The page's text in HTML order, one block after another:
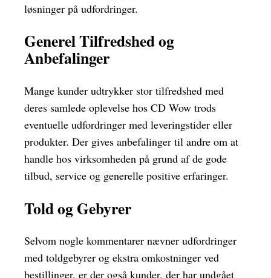
løsninger på udfordringer.
Generel Tilfredshed og
Anbefalinger
Mange kunder udtrykker stor tilfredshed med
deres samlede oplevelse hos CD Wow trods
eventuelle udfordringer med leveringstider eller
produkter. Der gives anbefalinger til andre om at
handle hos virksomheden på grund af de gode
tilbud, service og generelle positive erfaringer.
Told og Gebyrer
Selvom nogle kommentarer nævner udfordringer
med toldgebyrer og ekstra omkostninger ved
bestillinger, er der også kunder, der har undgået